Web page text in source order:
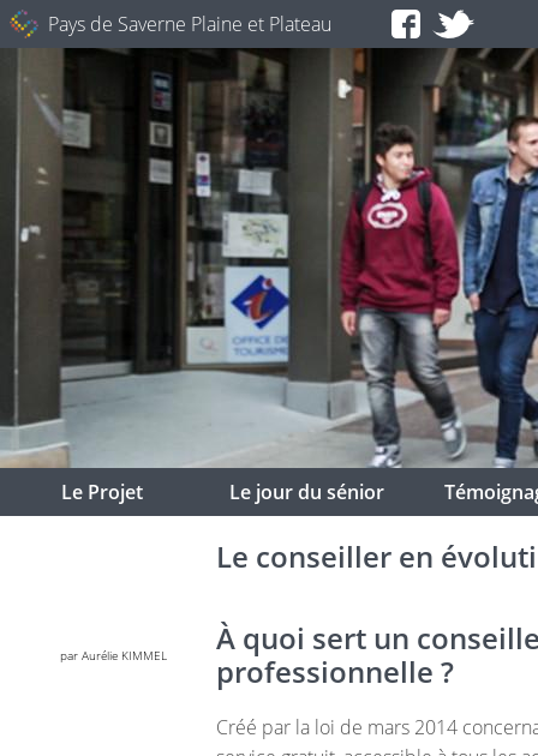
Pays de Saverne Plaine et Plateau
Le jour du sénior
Le Projet
Le conseiller en
À quoi sert un
professionnelle ?
Créé par la loi de mars 2014
par Aurélie KIMMEL